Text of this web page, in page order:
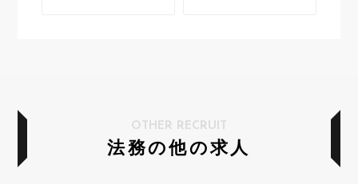
法務の他の求人
OTHER RECRUIT